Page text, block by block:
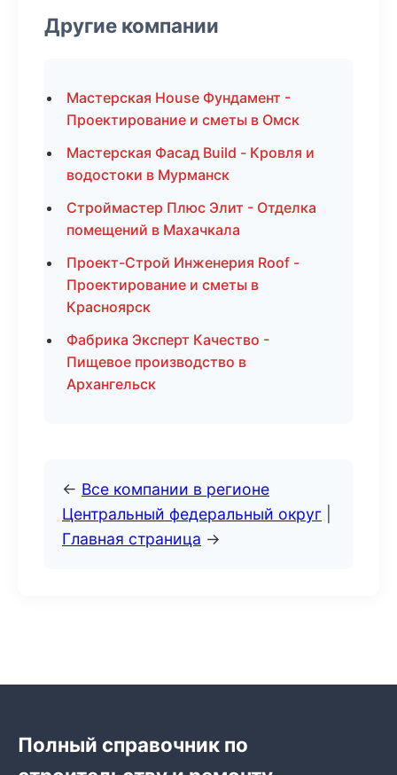
Другие компании
Мастерская House Фундамент -
Проектирование и сметы в Омск
Мастерская Фасад Build - Кровля и
водостоки в Мурманск
Строймастер Плюс Элит - Отделка
помещений в Махачкала
Проект-Строй Инженерия Roof -
Проектирование и сметы в
Красноярск
Фабрика Эксперт Качество -
Пищевое производство в
Архангельск
← Все компании в регионе
Центральный федеральный округ
Главная страница →
Полный справочник по